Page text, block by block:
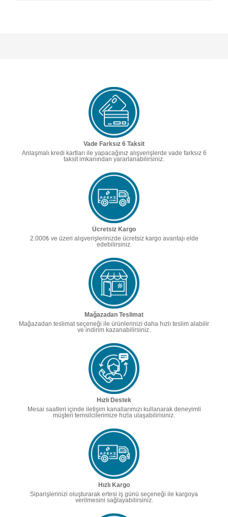
Vade Farksız 6 Taksit
Anlaşmalı kredi kartları ile yapacağınız alışverişlerde vade farksız 6
taksit imkanından yararlanabilirsiniz.
Ücretsiz Kargo
2.000₺ ve üzeri alışverişlerinizde ücretsiz kargo avantajı elde
edebilirsiniz.
Mağazadan Teslimat
Mağazadan teslimat seçeneği ile ürünlerinizi daha hızlı teslim alabilir
ve indirim kazanabilirsiniz.
Hızlı Destek
Mesai saatleri içinde iletişim kanallarımızı kullanarak deneyimli
müşteri temsilcilerimize hızla ulaşabilirisiniz.
Hızlı Kargo
Siparişlerinizi oluşturarak ertesi iş günü seçeneği ile kargoya
verilmesini sağlayabilirsiniz.